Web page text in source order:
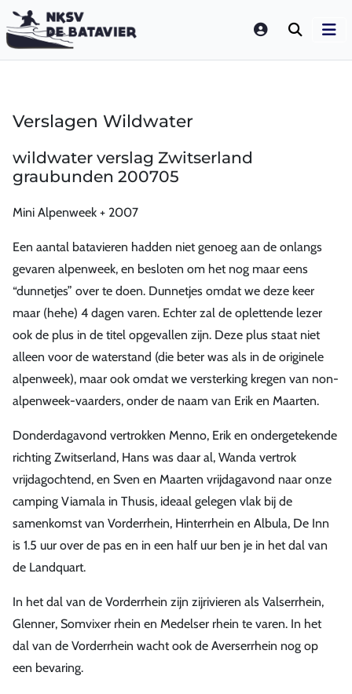
LOGIN
Verslagen Wildwater
wildwater verslag Zwitserland
graubunden 200705
Mini Alpenweek + 2007
Een aantal batavieren hadden niet genoeg aan de onlangs
gevaren alpenweek, en besloten om het nog maar eens
“dunnetjes” over te doen. Dunnetjes omdat we deze keer
maar (hehe) 4 dagen varen. Echter zal de oplettende lezer
ook de plus in de titel opgevallen zijn. Deze plus staat niet
alleen voor de waterstand (die beter was als in de originele
alpenweek), maar ook omdat we versterking kregen van non-
alpenweek-vaarders, onder de naam van Erik en Maarten.
Donderdagavond vertrokken Menno, Erik en ondergetekende
richting Zwitserland, Hans was daar al, Wanda vertrok
vrijdagochtend, en Sven en Maarten vrijdagavond naar onze
camping Viamala in Thusis, ideaal gelegen vlak bij de
samenkomst van Vorderrhein, Hinterrhein en Albula, De Inn
is 1.5 uur over de pas en in een half uur ben je in het dal van
de Landquart.
In het dal van de Vorderrhein zijn zijrivieren als Valserrhein,
Glenner, Somvixer rhein en Medelser rhein te varen. In het
dal van de Vorderrhein wacht ook de Averserrhein nog op
een bevaring.